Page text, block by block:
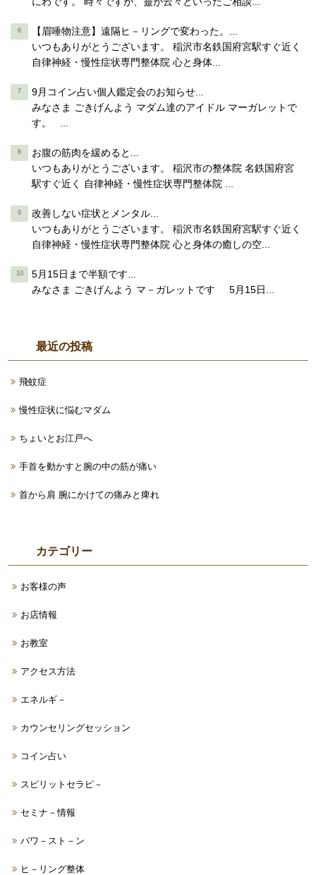
【眉唾物注意】遠隔ヒ－リングで変わった。...
いつもありがとうございます。 稲沢市名鉄国府宮駅すぐ近く
自律神経・慢性症状専門整体院 心と身体...
9月コイン占い個人鑑定会のお知らせ...
みなさま ごきげんよう マダム達のアイドル マーガレットで
す。 ...
お腹の筋肉を緩めると...
いつもありがとうございます。 稲沢市の整体院 名鉄国府宮
駅すぐ近く 自律神経・慢性症状専門整体院 ...
改善しない症状とメンタル...
いつもありがとうございます。 稲沢市名鉄国府宮駅すぐ近く
自律神経・慢性症状専門整体院 心と身体の癒しの空...
5月15日まで半額です...
みなさま ごきげんよう マ－ガレットです 5月15日...
最近の投稿
飛蚊症
慢性症状に悩むマダム
ちょいとお江戸へ
手首を動かすと腕の中の筋が痛い
首から肩 腕にかけての痛みと痺れ
カテゴリー
お客様の声
お店情報
お教室
アクセス方法
エネルギ－
カウンセリングセッション
コイン占い
スピリットセラピ－
セミナ－情報
パワ－スト－ン
ヒ－リング整体